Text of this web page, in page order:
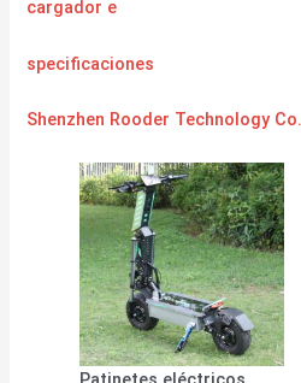
cargador e
specificaciones
Shenzhen Rooder Technology